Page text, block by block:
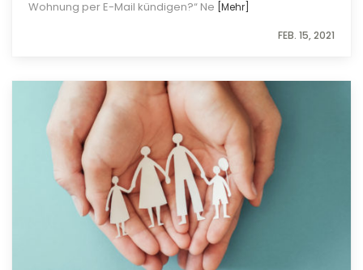
Wohnung per E-Mail kündigen?“ Ne [Mehr]
FEB. 15, 2021